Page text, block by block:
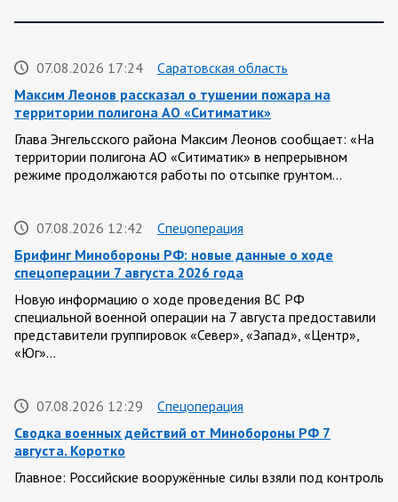
07.08.2026 17:24
Саратовская область
Максим Леонов рассказал о тушении пожара на
территории полигона АО «Ситиматик»
Глава Энгельсского района Максим Леонов сообщает: «На
территории полигона АО «Ситиматик» в непрерывном
режиме продолжаются работы по отсыпке грунтом…
07.08.2026 12:42
Спецоперация
Брифинг Минобороны РФ: новые данные о ходе
спецоперации 7 августа 2026 года
Новую информацию о ходе проведения ВС РФ
специальной военной операции на 7 августа предоставили
представители группировок «Север», «Запад», «Центр»,
«Юг»…
07.08.2026 12:29
Спецоперация
Сводка военных действий от Минобороны РФ 7
августа. Коротко
Главное: Российские вооружённые силы взяли под контроль